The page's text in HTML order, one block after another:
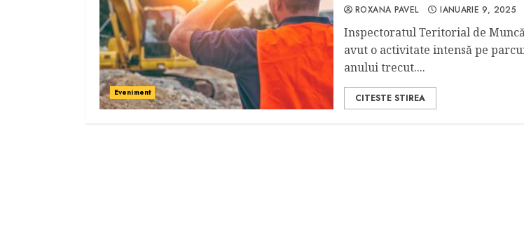
Eveniment
ROXANA PAVEL IANUARIE 9, 2025
Inspectoratul Teritorial de
avut o activitate intensă pe
anului trecut....
CITESTE STIREA